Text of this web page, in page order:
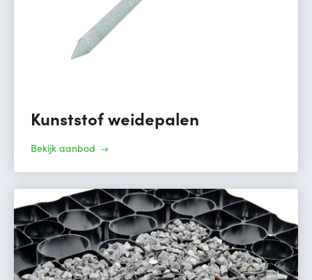
Kunststof weidepalen
Bekijk aanbod